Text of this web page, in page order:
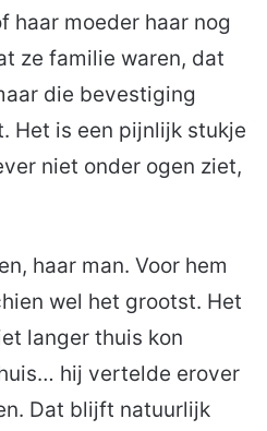
haar moeder haar nog
ze familie waren, dat
die bevestiging
Het is een pijnlijk stukje
niet onder ogen ziet,
haar man. Voor hem
wel het grootst. Het
langer thuis kon
hij vertelde erover
Dat blijft natuurlijk